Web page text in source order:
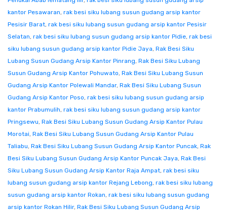
kantor Pesawaran, rak besi siku lubang susun gudang arsip kantor
Pesisir Barat, rak besi siku lubang susun gudang arsip kantor Pesisir
Selatan, rak besi siku lubang susun gudang arsip kantor Pidie, rak besi
siku lubang susun gudang arsip kantor Pidie Jaya, Rak Besi Siku
Lubang Susun Gudang Arsip Kantor Pinrang, Rak Besi Siku Lubang
Susun Gudang Arsip Kantor Pohuwato, Rak Besi Siku Lubang Susun
Gudang Arsip Kantor Polewali Mandar, Rak Besi Siku Lubang Susun
Gudang Arsip Kantor Poso, rak besi siku lubang susun gudang arsip
kantor Prabumulih, rak besi siku lubang susun gudang arsip kantor
Pringsewu, Rak Besi Siku Lubang Susun Gudang Arsip Kantor Pulau
Morotai, Rak Besi Siku Lubang Susun Gudang Arsip Kantor Pulau
Taliabu, Rak Besi Siku Lubang Susun Gudang Arsip Kantor Puncak, Rak
Besi Siku Lubang Susun Gudang Arsip Kantor Puncak Jaya, Rak Besi
Siku Lubang Susun Gudang Arsip Kantor Raja Ampat, rak besi siku
lubang susun gudang arsip kantor Rejang Lebong, rak besi siku lubang
susun gudang arsip kantor Rokan, rak besi siku lubang susun gudang
arsip kantor Rokan Hilir, Rak Besi Siku Lubang Susun Gudang Arsip